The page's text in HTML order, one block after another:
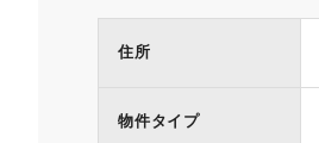
住所
物件タイプ